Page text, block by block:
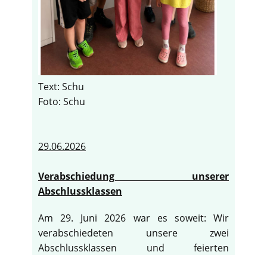
Text: Schu
Foto: Schu
29.06.2026
Verabschiedung unserer
Abschlussklassen
Am 29. Juni 2026 war es soweit: Wir
verabschiedeten unsere zwei
Abschlussklassen und feierten